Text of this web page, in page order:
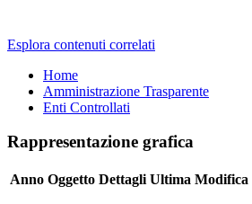
Esplora contenuti correlati
Home
Amministrazione Trasparente
Enti Controllati
Rappresentazione grafica
Anno Oggetto Dettagli Ultima Modifica